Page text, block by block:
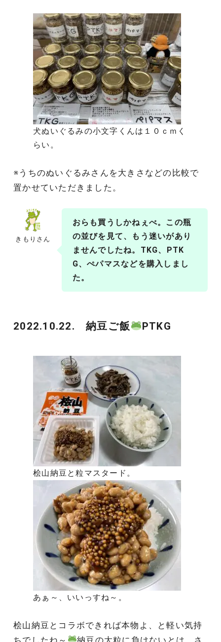
犬ぬいぐるみの小文字くんは１０ｃｍく
らい。
※うちのぬいぐるみさんを大きさなどの比較で
置かせていただきました。
きもりさん
おらも買うしかねぇべ。この瓶
の並びを見て、もう迷いがあり
ませんでしたね。TKG、PTK
G、ぺパマスなどを購入しまし
た。
2022.10.22. 納豆ご飯 PTKG
桧山納豆と粒マスタード。
あぁ～、いいっすね～。
桧山納豆とコラボできれば本物よ、と軽い気持
ちでしたね～
納豆の大粒に負けないとは、さ